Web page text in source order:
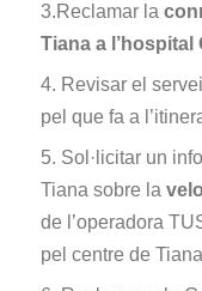
3.Reclamar la
Tiana a l’hospital
4. Revisar el servei
pel que fa a
5. Sol·licitar un
Tiana sobre la
de l’operadora
pel centre de